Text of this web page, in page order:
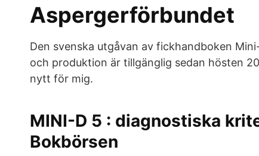
Aspergerförbundet
Den svenska utgåvan av fickhandboken
och produktion är tillgänglig sedan hösten
nytt för mig.
MINI-D 5 : diagnostiska
Bokbörsen